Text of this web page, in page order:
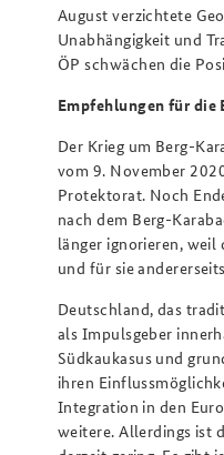
August verzichtete
Unabhängigkeit und
ÖP schwächen die
Empfehlungen für die
Der Krieg um Berg-
vom 9. November
Protektorat. Noch
nach dem Berg-
länger ignorieren,
und für sie
Deutschland, das
als Impulsgeber
Südkaukasus und
ihren
Integration in den
weitere. Allerdings ist